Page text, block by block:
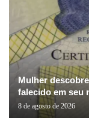
Mulher
falecido em seu
8 de agosto de 2026